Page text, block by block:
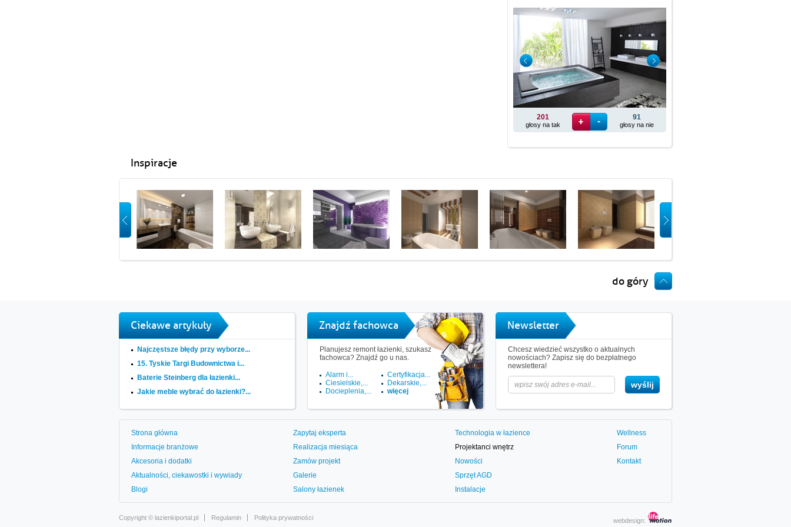
201
głosy na tak
91
głosy na nie
Inspiracje
do góry
Ciekawe artykuły
Najczęstsze błędy przy wyborze...
15. Tyskie Targi Budownictwa i...
Baterie Steinberg dla łazienki...
Jakie meble wybrać do łazienki?...
Znajdź fachowca
Planujesz remont łazienki, szukasz
fachowca? Znajdź go u nas.
Alarm i...
Certyfikacja...
Ciesielskie,...
Dekarskie,...
Docieplenia,...
więcej
Newsletter
Chcesz wiedzieć wszystko o aktualnych
nowościach? Zapisz się do bezpłatnego
newslettera!
Strona główna
Informacje branżowe
Akcesoria i dodatki
Aktualności, ciekawostki i wywiady
Blogi
Zapytaj eksperta
Realizacja miesiąca
Zamów projekt
Galerie
Salony łazienek
Technologia w łazience
Projektanci wnętrz
Nowości
Sprzęt AGD
Instalacje
Wellness
Forum
Kontakt
Copyright © lazienkiportal.pl Regulamin Polityka prywatności webdesign: